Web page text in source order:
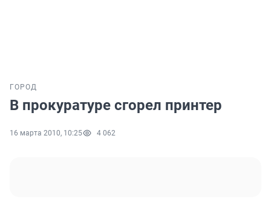
ГОРОД
В прокуратуре сгорел принтер
16 марта 2010, 10:25 4 062